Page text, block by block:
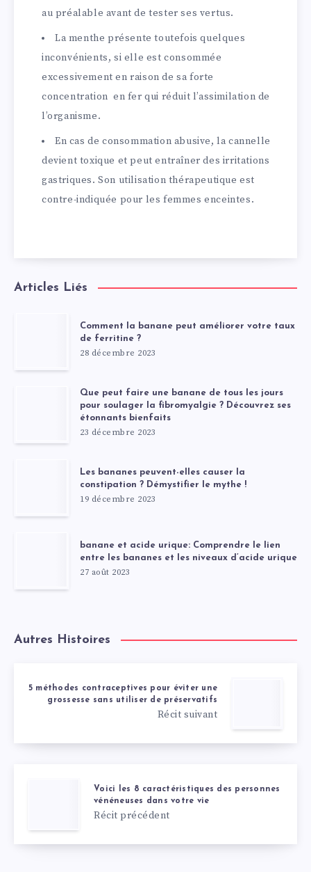
au préalable avant de tester ses vertus.
La menthe présente toutefois quelques
inconvénients, si elle est consommée
excessivement en raison de sa forte
concentration en fer qui réduit l’assimilation de
l’organisme.
En cas de consommation abusive, la cannelle
devient toxique et peut entraîner des irritations
gastriques. Son utilisation thérapeutique est
contre-indiquée pour les femmes enceintes.
Articles Liés
Comment la banane peut améliorer votre taux
de ferritine ?
28 décembre 2023
Que peut faire une banane de tous les jours
pour soulager la fibromyalgie ? Découvrez ses
étonnants bienfaits
23 décembre 2023
Les bananes peuvent-elles causer la
constipation ? Démystifier le mythe !
19 décembre 2023
banane et acide urique: Comprendre le lien
entre les bananes et les niveaux d’acide urique
27 août 2023
Autres Histoires
5 méthodes contraceptives pour éviter une
grossesse sans utiliser de préservatifs
Récit suivant
Voici les 8 caractéristiques des personnes
vénéneuses dans votre vie
Récit précédent